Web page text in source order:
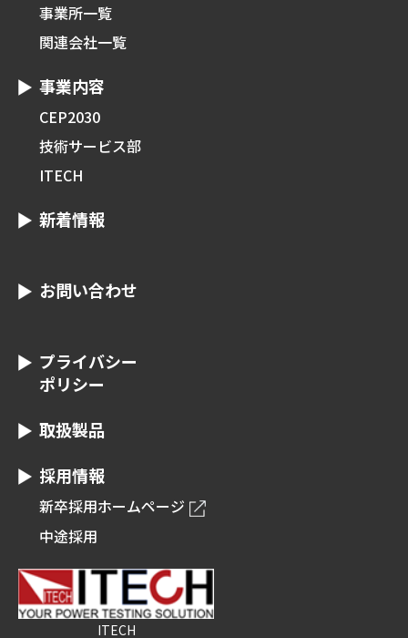
事業所一覧
関連会社一覧
事業内容
CEP2030
技術サービス部
ITECH
新着情報
お問い合わせ
プライバシー
ポリシー
取扱製品
採用情報
新卒採用ホームページ
中途採用
ITECH